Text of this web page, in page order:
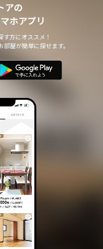
アの
ホアプリ
方にオススメ！
屋が簡単に探せます。